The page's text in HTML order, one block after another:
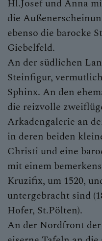
Hl.Josef und Anna
die
ebenso die barocke
Giebelfeld.
An der südlichen
Steinfigur,
Sphinx. An den
die reizvolle
Arkadengalerie an
in deren beiden
Christi und eine
mit einem
Kruzifix, um 1520,
untergebracht sind
Hofer, St.Pölten).
An der Nordfront